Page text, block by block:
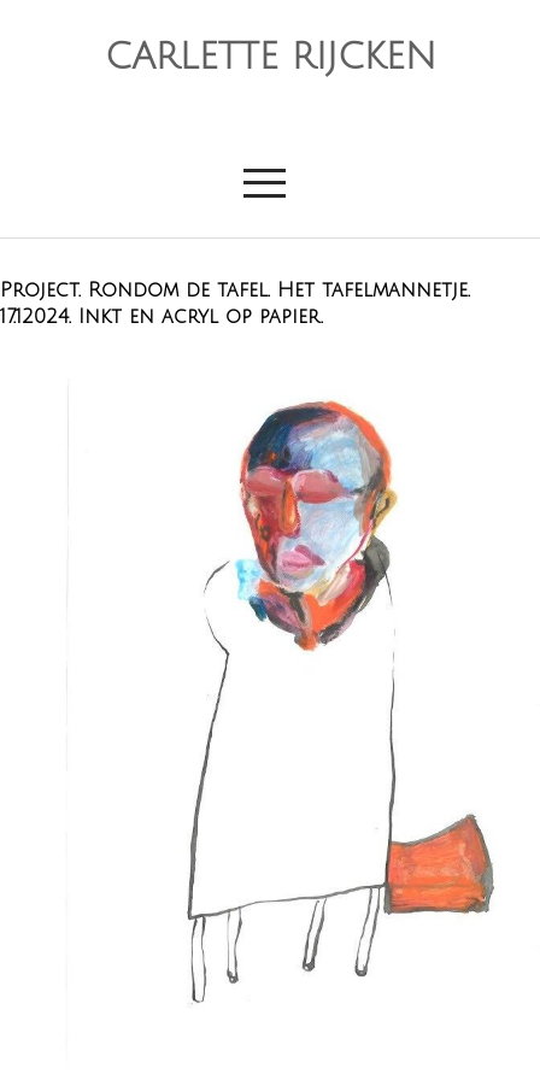
CARLETTE RIJCKEN
Project. Rondom de tafel. Het tafelmannetje.
17.12024. Inkt en acryl op papier.